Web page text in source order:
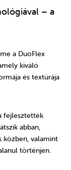
– a
a DuoFlex
kiváló
és textúrája
fejlesztették
abban,
közben, valamint
történjen.